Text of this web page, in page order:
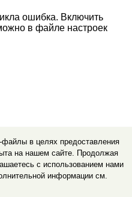
в целях предоставления
на нашем сайте. Продолжая
с использованием нами
информации см.
ошибка. Включить
в файле настроек